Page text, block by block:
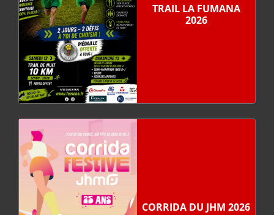
TRAIL LA FUMANA
2026
CORRIDA DU JHM 2026